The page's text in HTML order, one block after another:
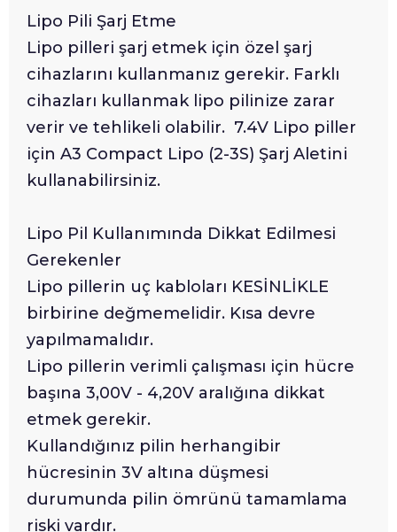
Lipo Pili Şarj Etme
Lipo pilleri şarj etmek için özel şarj
cihazlarını kullanmanız gerekir. Farklı
cihazları kullanmak lipo pilinize zarar
verir ve tehlikeli olabilir. 7.4V Lipo piller
için A3 Compact Lipo (2-3S) Şarj Aletini
kullanabilirsiniz.
Lipo Pil Kullanımında Dikkat Edilmesi
Gerekenler
Lipo pillerin uç kabloları KESİNLİKLE
birbirine değmemelidir. Kısa devre
yapılmamalıdır.
Lipo pillerin verimli çalışması için hücre
başına 3,00V - 4,20V aralığına dikkat
etmek gerekir.
Kullandığınız pilin herhangibir
hücresinin 3V altına düşmesi
durumunda pilin ömrünü tamamlama
riski vardır.